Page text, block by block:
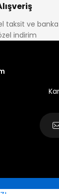
taksit ve banka
indirim